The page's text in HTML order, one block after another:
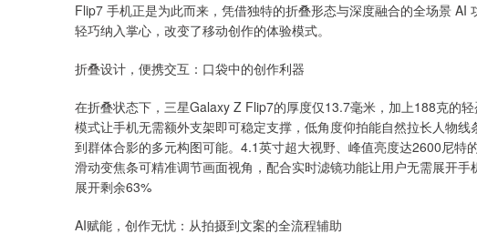
Flip7 手机正是为此而来，凭借独特的折叠形态与深度融合的全场景
轻巧纳入掌心，改变了移动创作的体验模式。
折叠设计，便携交互：口袋中的创作利器
在折叠状态下，三星Galaxy Z Flip7的厚度仅13.7毫米，加上188克的
模式让手机无需额外支架即可稳定支撑，低角度仰拍能自然拉长人物
到群体合影的多元构图可能。4.1英寸超大视野、峰值亮度达2600尼特
滑动变焦条可精准调节画面视角，配合实时滤镜功能让用户无需展开手
展开剩余63%
AI赋能，创作无忧：从拍摄到文案的全流程辅助